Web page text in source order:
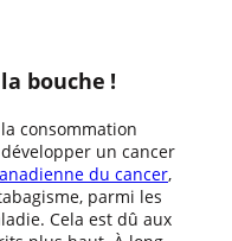
bouche !
consommation
un cancer
du cancer,
parmi les
Cela est dû aux